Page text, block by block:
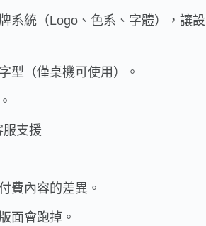
系統（Logo、色系、字體），讓設
型（僅桌機可使用）。
服支援
費內容的差異。
面會跑掉。